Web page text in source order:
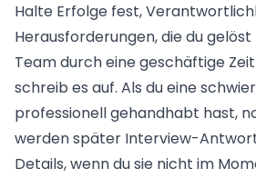
Halte Erfolge fest,
Herausforderungen, die du gelöst
Team durch eine geschäftige
schreib es auf. Als du eine
professionell gehandhabt hast,
werden später Interview-
Details, wenn du sie nicht im